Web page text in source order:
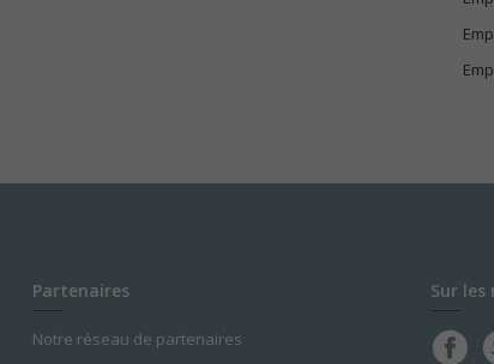
Partenaires
Notre réseau de partenaires
Sur les